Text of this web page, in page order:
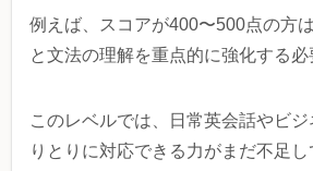
例えば、スコアが400〜500点の方
と文法の理解を重点的に強化する必
このレベルでは、日常英会話やビ
りとりに対応できる力がまだ不足